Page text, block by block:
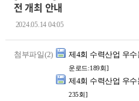
전 개최 안내
2024.05.14 04:05
첨부파일(2) 제4회 수력산업 우
운로드:189회]
제4회 수력산업 우
235회]